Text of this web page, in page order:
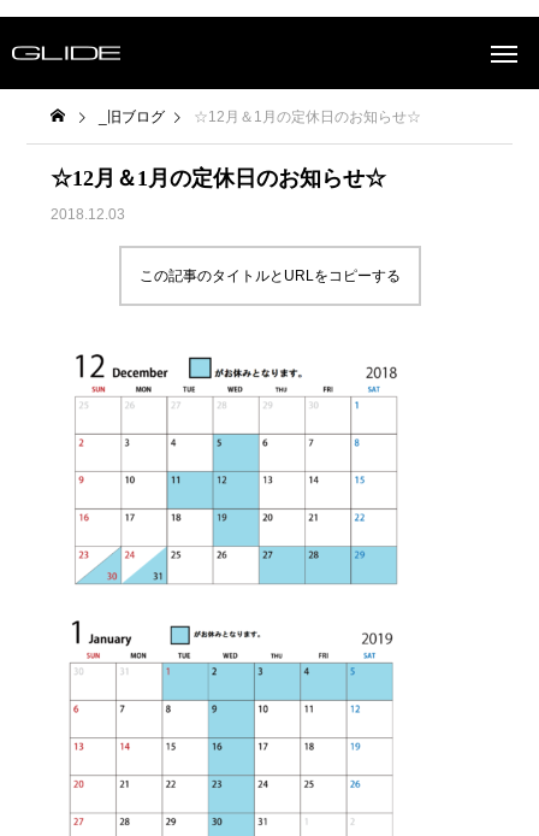
_旧ブログ ☆12月＆1月の定休日のお知らせ☆
☆12月＆1月の定休日のお知らせ☆
2018.12.03
この記事のタイトルとURLをコピーする